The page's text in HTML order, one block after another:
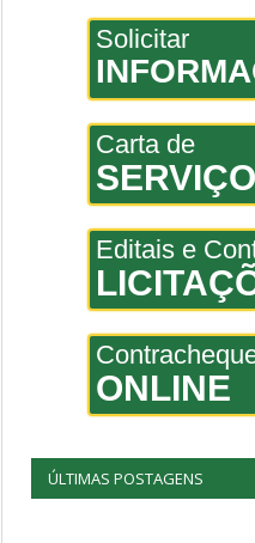
Solicitar
Carta de
Editais e
ONLINE
ÚLTIMAS POSTAGENS